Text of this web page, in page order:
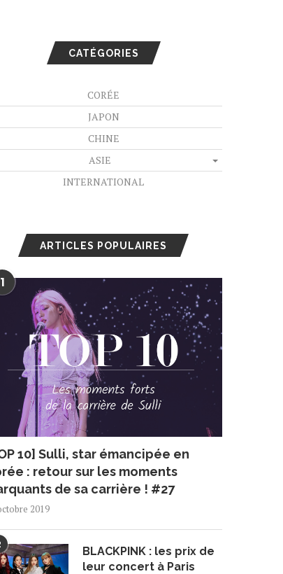
CATÉGORIES
CORÉE
JAPON
CHINE
ASIE
INTERNATIONAL
ARTICLES POPULAIRES
1
10] Sulli, star émancipée en
: retour sur les moments
de sa carrière ! #27
2019
BLACKPINK : les prix de
leur concert à Paris